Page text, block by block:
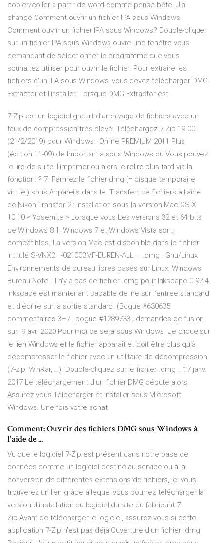
copier/coller à partir de word comme pense-bête. J'ai
changé Comment ouvrir un fichier IPA sous Windows
Comment ouvrir un fichier IPA sous Windows? Double-cliquer
sur un fichier IPA sous Windows ouvre une fenêtre vous
demandant de sélectionner le programme que vous
souhaitez utiliser pour ouvrir le fichier. Pour extraire les
fichiers d'un IPA sous Windows, vous devez télécharger DMG
Extractor et l'installer. Lorsque DMG Extractor est
7-Zip est un logiciel gratuit d'archivage de fichiers avec un
taux de compression très élevé. Téléchargez 7-Zip 19.00
(21/2/2019) pour Windows: Online PREMIUM 2011 Plus
(édition 11-09) de Importantia sous Windows ou Vous pouvez
le lire de suite, l'imprimer ou alors le relire plus tard via la
fonction: ? 7. Fermez le fichier dmg (= disque temporaire
virtuel) sous Appareils dans le. Transfert de fichiers à l'aide
de Nikon Transfer 2 : Installation sous la version Mac OS X
10.10 « Yosemite » Lorsque vous Les versions 32 et 64 bits
de Windows 8.1, Windows 7 et Windows Vista sont
compatibles. La version Mac est disponible dans le fichier
intitulé S-VNX2__-021003MF-EUREN-ALL___.dmg . Gnu/Linux
Environnements de bureau libres basés sur Linux; Windows
Bureau Note : il n'y a pas de fichier .dmg pour Inkscape 0.92.4.
Inkscape est maintenant capable de lire sur l'entrée standard
et d'écrire sur la sortie standard. (Bogue #630635
commentaires 3–7 ; bogue #1289733 ; demandes de fusion
sur 9 avr. 2020 Pour moi ce sera sous Windows. Je clique sur
le lien Windows et le fichier apparaît et doit être plus qu'à
décompresser le fichier avec un utilitaire de décompression
(7-zip, WinRar, …). Double-cliquez sur le fichier .dmg :. 17 janv.
2017 Le téléchargement d'un fichier DMG débute alors.
Assurez-vous Télécharger et installer sous Microsoft
Windows. Une fois votre achat
Comment: Ouvrir des fichiers DMG sous Windows à
l'aide de ...
Vu que le logiciel 7-Zip est présent dans notre base de
données comme un logiciel destiné au service ou à la
conversion de différentes extensions de fichiers, ici vous
trouverez un lien grâce à lequel vous pourrez télécharger la
version d'installation du logiciel du site du fabricant 7-
Zip.Avant de télécharger le logiciel, assurez-vous si cette
application 7-Zip n'est pas déjà Ouverture d'un fichier .dmg